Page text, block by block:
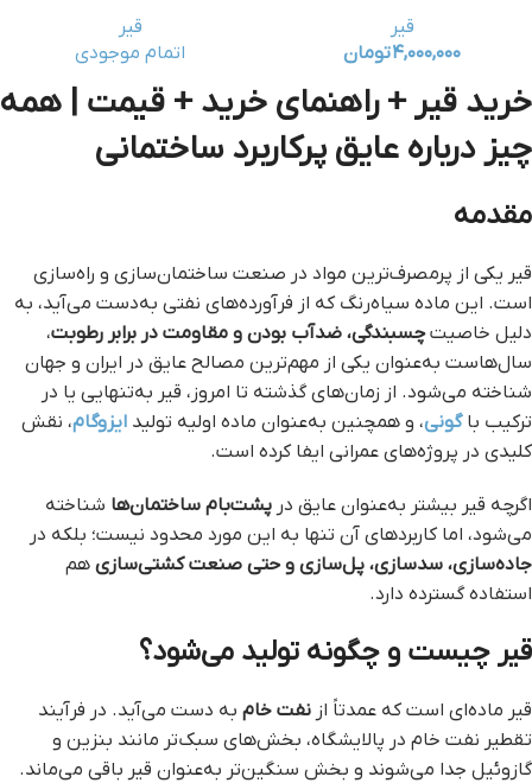
قیر
۴,۰۰۰,۰۰۰تومان
قیر
اتمام موجودی
خرید قیر + راهنمای خرید + قیمت | همه
چیز درباره عایق پرکاربرد ساختمانی
مقدمه
قیر یکی از پرمصرف‌ترین مواد در صنعت ساختمان‌سازی و راه‌سازی
است. این ماده سیاه‌رنگ که از فرآورده‌های نفتی به‌دست می‌آید، به
دلیل خاصیتچسبندگی، ضدآب بودن و مقاومت در برابر رطوبت،
سال‌هاست به‌عنوان یکی از مهم‌ترین مصالح عایق در ایران و جهان
شناخته می‌شود. از زمان‌های گذشته تا امروز، قیر به‌تنهایی یا در
ترکیب باگونی، و همچنین به‌عنوان ماده اولیه تولید ایزوگام، نقش
کلیدی در پروژه‌های عمرانی ایفا کرده است.
اگرچه قیر بیشتر به‌عنوان عایق در پشت‌بام ساختمان‌ها شناخته
می‌شود، اما کاربردهای آن تنها به این مورد محدود نیست؛ بلکه در
جاده‌سازی، سدسازی، پل‌سازی و حتی صنعت کشتی‌سازی هم
استفاده گسترده دارد.
قیر چیست و چگونه تولید می‌شود؟
قیر ماده‌ای است که عمدتاً از نفت خام به دست می‌آید. در فرآیند
تقطیر نفت خام در پالایشگاه، بخش‌های سبک‌تر مانند بنزین و
گازوئیل جدا می‌شوند و بخش سنگین‌تر به‌عنوان قیر باقی می‌ماند.